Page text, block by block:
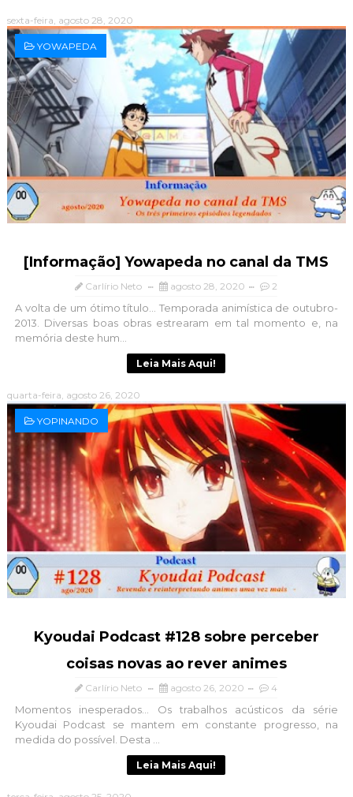
sexta-feira, agosto 28, 2020
YOWAPEDA
[Informação] Yowapeda no canal da TMS
Carlírio Neto agosto 28, 2020 2
A volta de um ótimo título... Temporada animística de outubro-
2013. Diversas boas obras estrearam em tal momento e, na
memória deste hum...
Leia Mais Aqui!
quarta-feira, agosto 26, 2020
YOPINANDO
Kyoudai Podcast #128 sobre perceber
coisas novas ao rever animes
Carlírio Neto agosto 26, 2020 4
Momentos inesperados... Os trabalhos acústicos da série
Kyoudai Podcast se mantem em constante progresso, na
medida do possível. Desta ...
Leia Mais Aqui!